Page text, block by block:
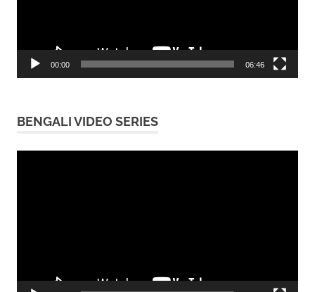
00:00 06:46
BENGALI VIDEO SERIES